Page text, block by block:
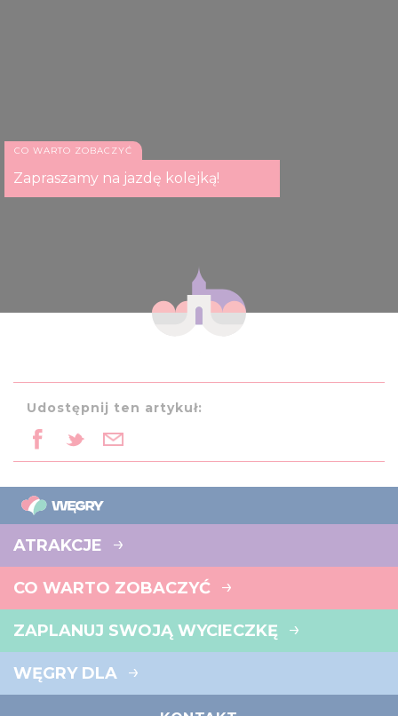
CO WARTO ZOBACZYĆ
Zapraszamy na jazdę kolejką!
Udostępnij ten artykuł:
ATRAKCJE
CO WARTO ZOBACZYĆ
ZAPLANUJ SWOJĄ WYCIECZKĘ
WĘGRY DLA